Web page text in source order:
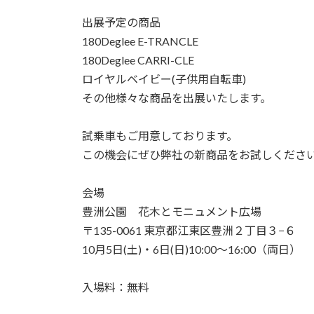
出展予定の商品
180Deglee E-TRANCLE
180Deglee CARRI-CLE
ロイヤルベイビー(子供用自転車)
その他様々な商品を出展いたします。
試乗車もご用意しております。
この機会にぜひ弊社の新商品をお試しくださ
会場
豊洲公園 花木とモニュメント広場
〒135-0061 東京都江東区豊洲２丁目３−６
10月5日(土)・6日(日)10:00～16:00（両日）
入場料：無料